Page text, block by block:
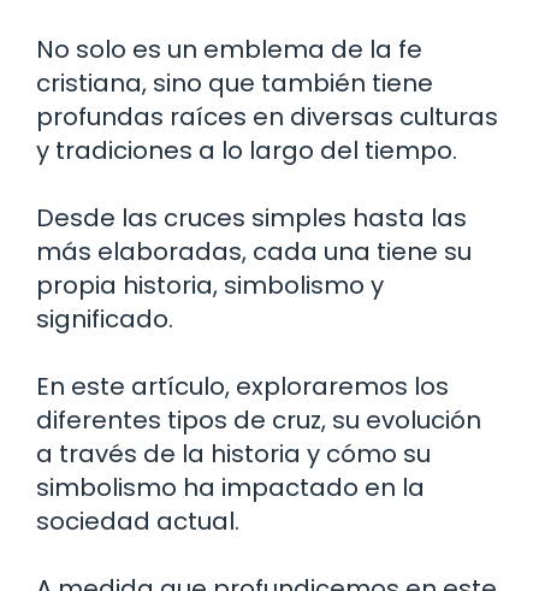
No solo es un emblema de la fe
cristiana, sino que también tiene
profundas raíces en diversas culturas
y tradiciones a lo largo del tiempo.
Desde las cruces simples hasta las
más elaboradas, cada una tiene su
propia historia, simbolismo y
significado.
En este artículo, exploraremos los
diferentes tipos de cruz, su evolución
a través de la historia y cómo su
simbolismo ha impactado en la
sociedad actual.